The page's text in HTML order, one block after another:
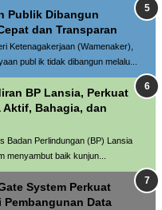
Publik Dibangun
dan Transparan
Ketenagakerjaan (Wamenaker),
publ ik tidak dibangun melalu...
BP Lansia, Perkuat
Bahagia, dan
Badan Perlindungan (BP) Lansia
menyambut baik kunjun...
System Perkuat
Data